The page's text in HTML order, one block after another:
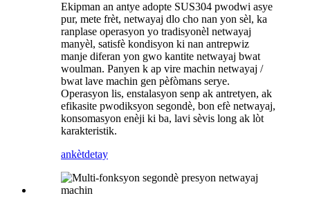
Ekipman an antye adopte SUS304 pwodwi asye
pur, mete frèt, netwayaj dlo cho nan yon sèl, ka
ranplase operasyon yo tradisyonèl netwayaj
manyèl, satisfè kondisyon ki nan antrepwiz
manje diferan yon gwo kantite netwayaj bwat
woulman. Panyen k ap vire machin netwayaj /
bwat lave machin gen pèfòmans serye.
Operasyon lis, enstalasyon senp ak antretyen, ak
efikasite pwodiksyon segondè, bon efè netwayaj,
konsomasyon enèji ki ba, lavi sèvis long ak lòt
karakteristik.
ankètdetay